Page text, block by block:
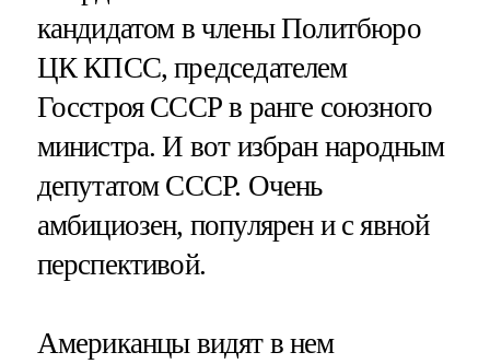
кандидатом в члены Политбюро
ЦК КПСС, председателем
Госстроя СССР в ранге союзного
министра. И вот избран народным
депутатом СССР. Очень
амбициозен, популярен и с явной
перспективой.
Американцы видят в нем